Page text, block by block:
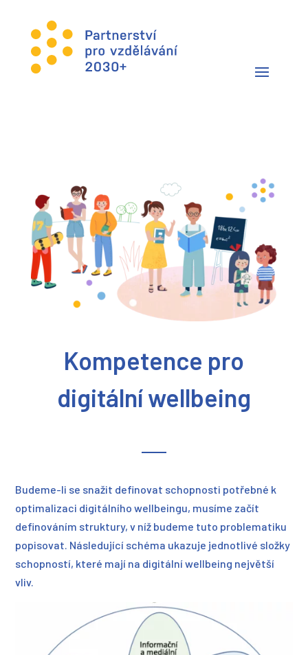
Kompetence pro
digitální wellbeing
Budeme-li se snažit definovat schopnosti potřebné k
optimalizaci digitálního wellbeingu, musíme začít
definováním struktury, v níž budeme tuto problematiku
popisovat. Následující schéma ukazuje jednotlivé složky
schopností, které mají na digitální wellbeing největší
vliv.